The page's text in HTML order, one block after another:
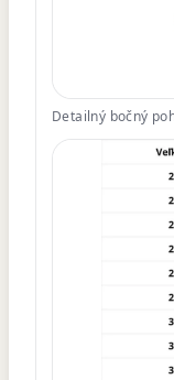
Detailný bočný